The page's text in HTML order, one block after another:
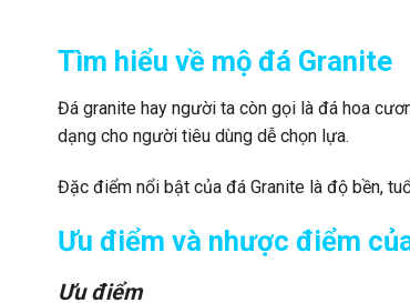
Tìm hiểu về mộ đá Granite
Đá granite hay người ta còn gọi là đá hoa
dạng cho người tiêu dùng dễ chọn lựa.
Đặc điểm nổi bật của đá Granite là độ bền,
Ưu điểm và nhược điểm
Ưu điểm